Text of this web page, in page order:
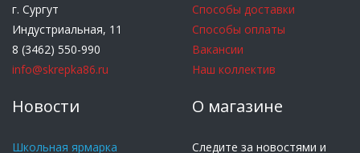
г. Сургут
Индустриальная, 11
8 (3462) 550-990
info@skrepka86.ru
Способы доставки
Способы оплаты
Вакансии
Наш коллектив
Новости
Школьная ярмарка
О магазине
Следите за новостями и